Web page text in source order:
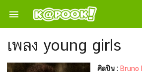

เพลง young girls
ศิลปิน : Bruno